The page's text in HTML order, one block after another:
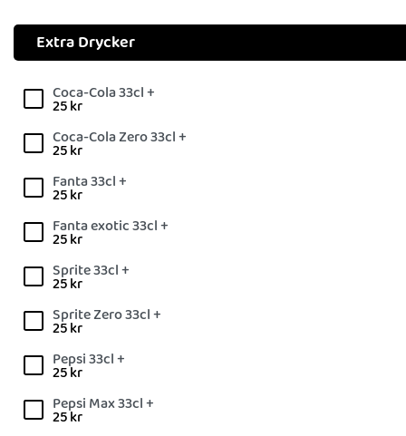
Extra Drycker
Coca-Cola 33cl +
25kr
Coca-Cola Zero 33cl +
25kr
Fanta 33cl +
25kr
Fanta exotic 33cl +
25kr
Sprite 33cl +
25kr
Sprite Zero 33cl +
25kr
Pepsi 33cl +
25kr
Pepsi Max 33cl +
25kr